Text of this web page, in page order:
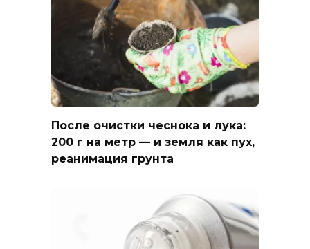
После очистки чеснока и лука:
200 г на метр — и земля как пух,
реанимация грунта